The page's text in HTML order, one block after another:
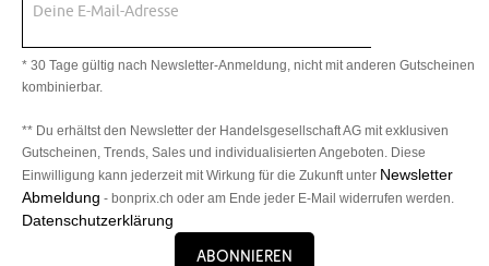
Deine E-Mail-Adresse
* 30 Tage gültig nach Newsletter-Anmeldung, nicht mit anderen Gutscheinen
kombinierbar.
** Du erhältst den Newsletter der Handelsgesellschaft AG mit exklusiven
Gutscheinen, Trends, Sales und individualisierten Angeboten. Diese
Einwilligung kann jederzeit mit Wirkung für die Zukunft unter Newsletter
Abmeldung - bonprix.ch oder am Ende jeder E-Mail widerrufen werden.
Datenschutzerklärung
Abonnieren